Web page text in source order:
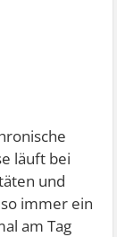
läuft bei
und
immer ein
am Tag